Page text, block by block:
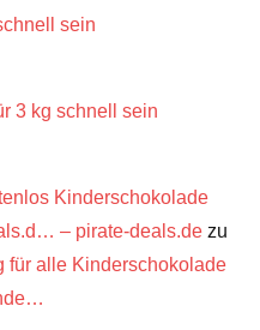
sein
3 kg schnell sein
Kinderschokolade
– pirate-deals.de zu
für alle Kinderschokolade